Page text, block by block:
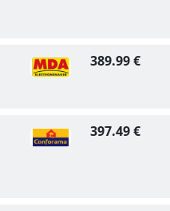
389.99 €
397.49 €